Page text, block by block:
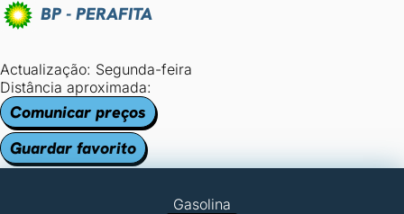
BP - PERAFITA
Actualização: Segunda-feira
Distância aproximada:
Comunicar preços
Guardar favorito
Gasolina